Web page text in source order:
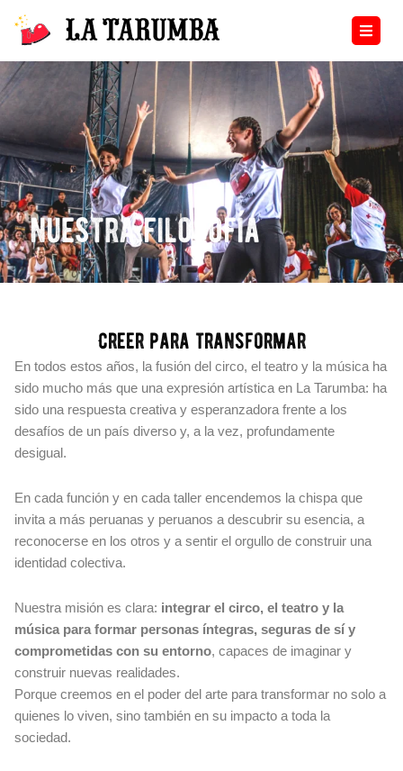
contenido
nuestra filosofía
Creer para transformar
En todos estos años, la fusión del circo, el teatro y la música ha
sido mucho más que una expresión artística en La Tarumba: ha
sido una respuesta creativa y esperanzadora frente a los
desafíos de un país diverso y, a la vez, profundamente
desigual.
En cada función y en cada taller encendemos la chispa que
invita a más peruanas y peruanos a descubrir su esencia, a
reconocerse en los otros y a sentir el orgullo de construir una
identidad colectiva.
Nuestra misión es clara: integrar el circo, el teatro y la
música para formar personas íntegras, seguras de sí y
comprometidas con su entorno, capaces de imaginar y
construir nuevas realidades.
Porque creemos en el poder del arte para transformar no solo a
quienes lo viven, sino también en su impacto a toda la
sociedad.